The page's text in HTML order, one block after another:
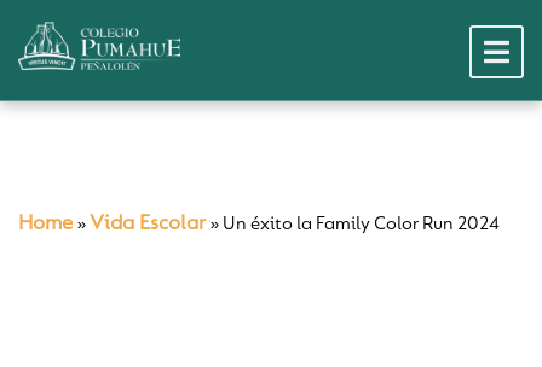
Home » Vida Escolar» Un éxito la Family Color Run 2024